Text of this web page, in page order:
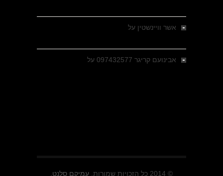
אשר וויינשטין על
אבינועם קריגר 097432577 על
© 2014 כל הזכויות שמורות. עמיקם סלנט.